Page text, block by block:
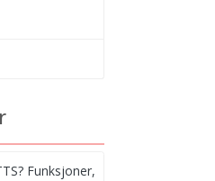
Funksjoner,